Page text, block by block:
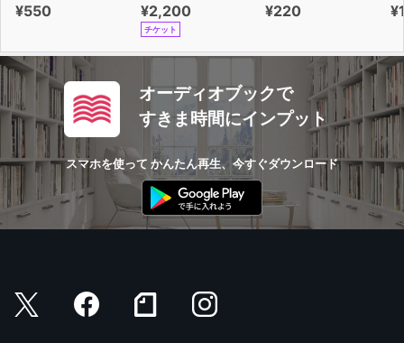
¥550 ¥2,200
チケット
¥220
オーディオブックで
すきま時間にインプット
スマホを使って かんたん再生、今すぐダウンロード